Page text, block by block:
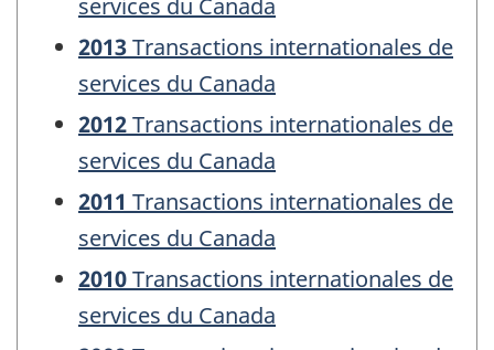
services du Canada
2013Transactions internationales de
services du Canada
2012Transactions internationales de
services du Canada
2011 Transactions internationales de
services du Canada
2010Transactions internationales de
services du Canada